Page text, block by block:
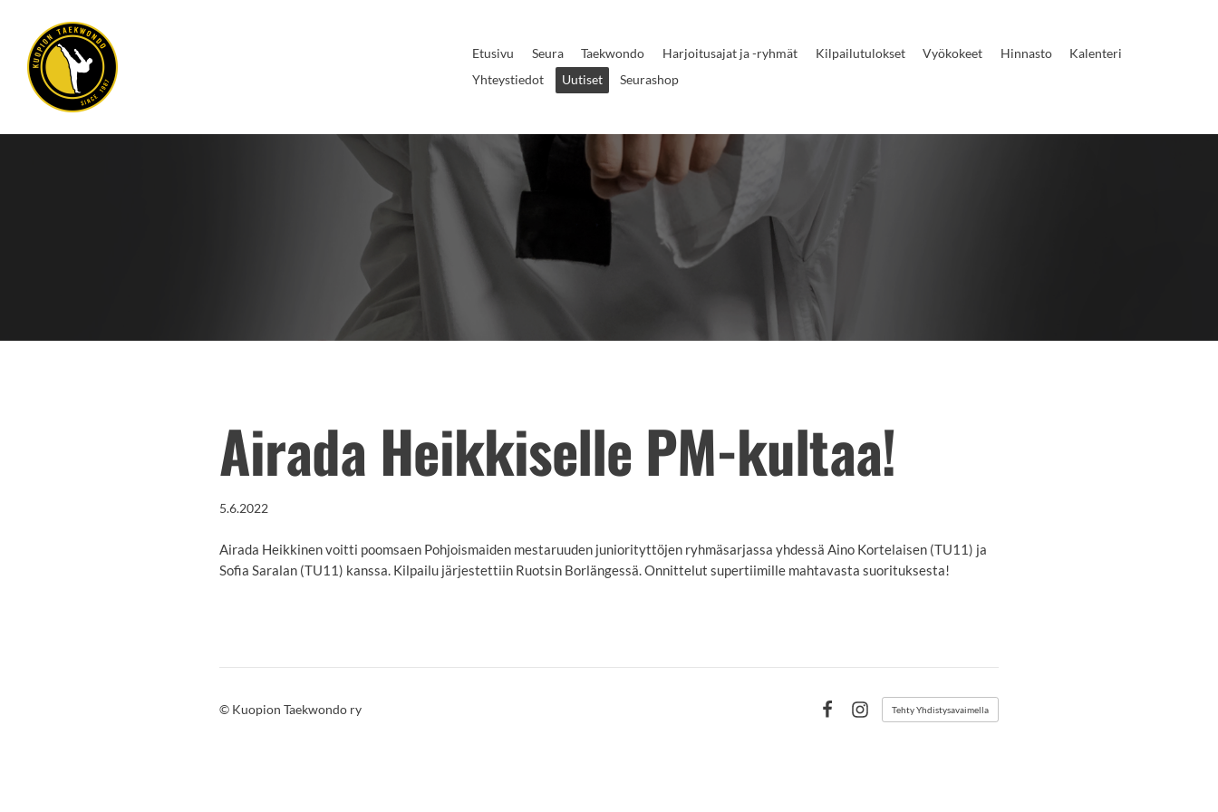
sivun
sisältöön
Kuopion Taekwondo ry
Etusivu Seura Taekwondo Harjoitusajat ja -ryhmät Kilpailutulokset Vyökokeet Hinnasto
Kalenteri
Yhteystiedot
Uutiset Seurashop
Airada Heikkiselle PM-kultaa!
5.6.2022
Airada Heikkinen voitti poomsaen Pohjoismaiden mestaruuden juniorityttöjen ryhmäsarjassa yhdessä Aino Kortelaisen (TU11) ja
Sofia Saralan (TU11) kanssa. Kilpailu järjestettiin Ruotsin Borlängessä. Onnittelut supertiimille mahtavasta suorituksesta!
© Kuopion Taekwondo ry
Instagram
Tehty Yhdistysavaimella